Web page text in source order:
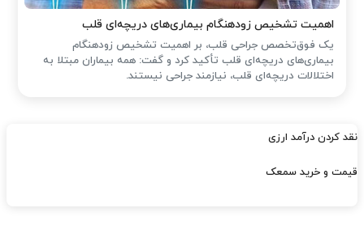
اهمیت تشخیص زودهنگام بیماری‌های دریچه‌ای قلب
یک فوق‌تخصص جراحی قلب، بر اهمیت تشخیص زودهنگام
بیماری‌های دریچه‌ای قلب تأکید کرد و گفت: همه بیماران مبتلا به
اختلالات دریچه‌ای قلب، نیازمند جراحی نیستند.
نقد کردن درآمد ارزی
قیمت و خرید سمعک